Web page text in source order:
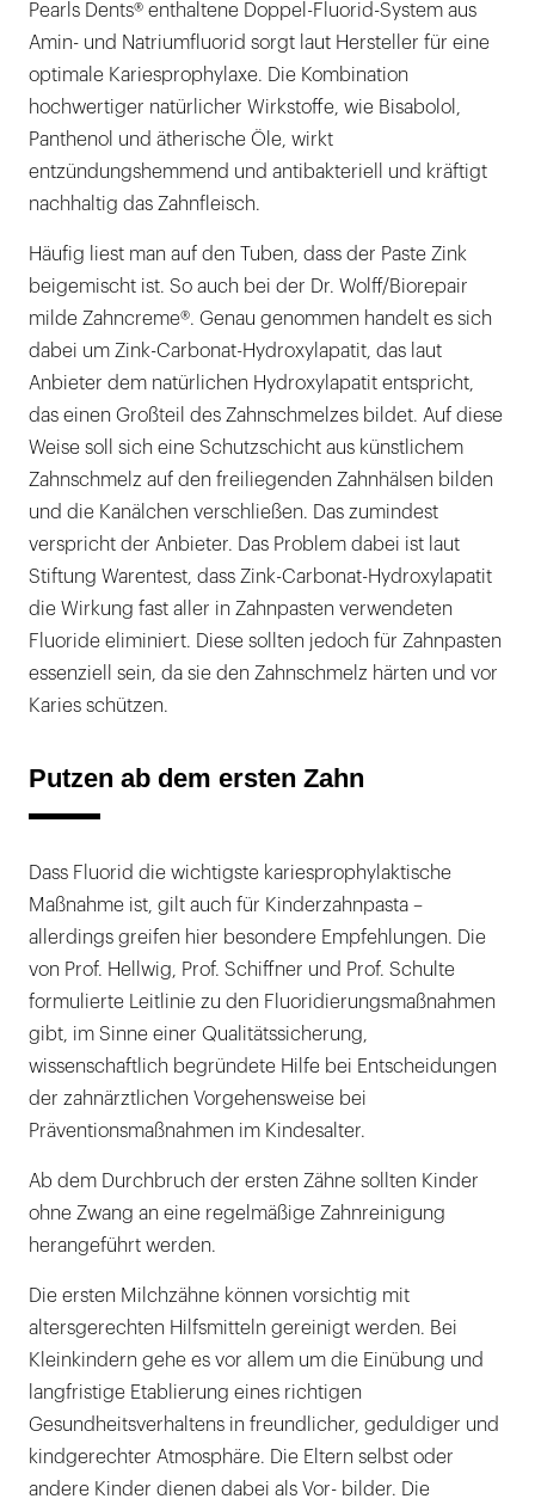
Pearls Dents® enthaltene Doppel-Fluorid-System aus
Amin- und Natriumfluorid sorgt laut Hersteller für eine
optimale Kariesprophylaxe. Die Kombination
hochwertiger natürlicher Wirkstoffe, wie Bisabolol,
Panthenol und ätherische Öle, wirkt
entzündungshemmend und antibakteriell und kräftigt
nachhaltig das Zahnfleisch.
Häufig liest man auf den Tuben, dass der Paste Zink
beigemischt ist. So auch bei der Dr. Wolff/Biorepair
milde Zahncreme®. Genau genommen handelt es sich
dabei um Zink-Carbonat-Hydroxylapatit, das laut
Anbieter dem natürlichen Hydroxylapatit entspricht,
das einen Großteil des Zahnschmelzes bildet. Auf diese
Weise soll sich eine Schutzschicht aus künstlichem
Zahnschmelz auf den freiliegenden Zahnhälsen bilden
und die Kanälchen verschließen. Das zumindest
verspricht der Anbieter. Das Problem dabei ist laut
Stiftung Warentest, dass Zink-Carbonat-Hydroxylapatit
die Wirkung fast aller in Zahnpasten verwendeten
Fluoride eliminiert. Diese sollten jedoch für Zahnpasten
essenziell sein, da sie den Zahnschmelz härten und vor
Karies schützen.
Putzen ab dem ersten Zahn
Dass Fluorid die wichtigste kariesprophylaktische
Maßnahme ist, gilt auch für Kinderzahnpasta –
allerdings greifen hier besondere Empfehlungen. Die
von Prof. Hellwig, Prof. Schiffner und Prof. Schulte
formulierte Leitlinie zu den Fluoridierungsmaßnahmen
gibt, im Sinne einer Qualitätssicherung,
wissenschaftlich begründete Hilfe bei Entscheidungen
der zahnärztlichen Vorgehensweise bei
Präventionsmaßnahmen im Kindesalter.
Ab dem Durchbruch der ersten Zähne sollten Kinder
ohne Zwang an eine regelmäßige Zahnreinigung
herangeführt werden.
Die ersten Milchzähne können vorsichtig mit
altersgerechten Hilfsmitteln gereinigt werden. Bei
Kleinkindern gehe es vor allem um die Einübung und
langfristige Etablierung eines richtigen
Gesundheitsverhaltens in freundlicher, geduldiger und
kindgerechter Atmosphäre. Die Eltern selbst oder
andere Kinder dienen dabei als Vor- bilder. Die